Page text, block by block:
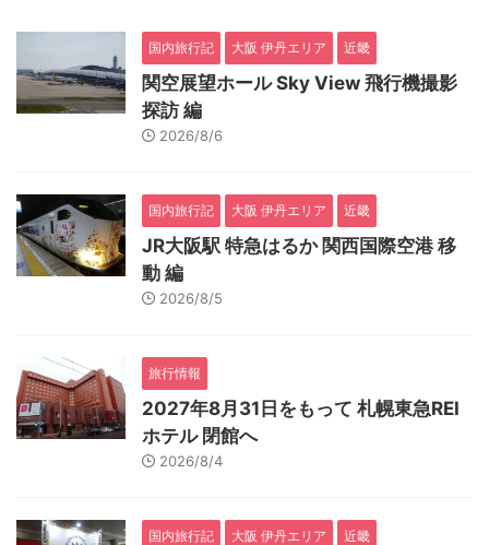
国内旅行記 大阪 伊丹エリア 近畿
関空展望ホール Sky View 飛行機撮影
探訪 編
2026/8/6
国内旅行記 大阪 伊丹エリア 近畿
JR大阪駅 特急はるか 関西国際空港 移
動 編
2026/8/5
旅行情報
2027年8月31日をもって 札幌東急REI
ホテル 閉館へ
2026/8/4
国内旅行記 大阪 伊丹エリア 近畿